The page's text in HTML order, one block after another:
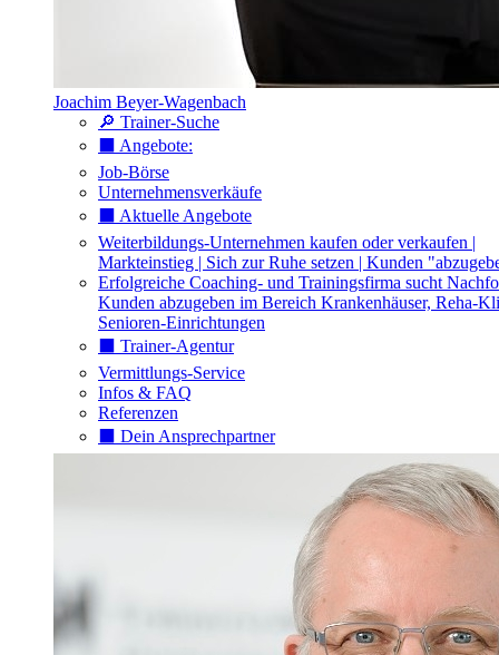
Joachim Beyer-Wagenbach
🔎 Trainer-Suche
⬛️ Angebote:
Job-Börse
Unternehmensverkäufe
⬛️ Aktuelle Angebote
Weiterbildungs-Unternehmen kaufen oder verkaufen |
Markteinstieg | Sich zur Ruhe setzen | Kunden
Erfolgreiche Coaching- und Trainingsfirma sucht
Kunden abzugeben im Bereich Krankenhäuser, Reha-
Senioren-Einrichtungen
⬛️ Trainer-Agentur
Vermittlungs-Service
Infos & FAQ
Referenzen
⬛️ Dein Ansprechpartner